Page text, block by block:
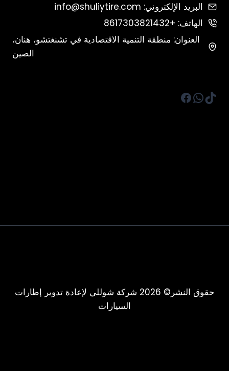
البريد الإلكتروني: info@shuliytire.com
الهاتف: +8617303821432
العنوان: منطقة التنمية الاقتصادية في تشنغتشو، هنان،
الصين
تيك توكواتساب
فيسبوك
حقوق النشر© 2026 شركة شوللي لإعادة تدوير إطارات
السيارات